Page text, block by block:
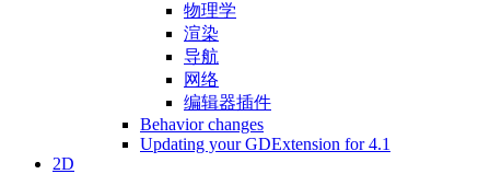
物理学
渲染
导航
网络
编辑器插件
Behavior changes
Updating your GDExtension for 4.1
2D